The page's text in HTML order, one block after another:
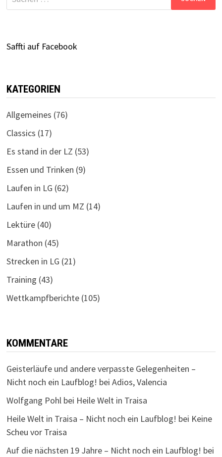
nach:
Saffti auf Facebook
KATEGORIEN
Allgemeines (76)
Classics (17)
Es stand in der LZ (53)
Essen und Trinken (9)
Laufen in LG (62)
Laufen in und um MZ (14)
Lektüre(40)
Marathon (45)
Strecken in LG (21)
Training (43)
Wettkampfberichte(105)
KOMMENTARE
Geisterläufe und andere verpasste Gelegenheiten –
Nicht noch ein Laufblog! bei Adios, Valencia
Wolfgang Pohlbei Heile Welt in Traisa
Heile Welt in Traisa – Nicht noch ein Laufblog! bei Keine
Scheu vor Traisa
Auf die nächsten 19 Jahre – Nicht noch ein Laufblog! bei